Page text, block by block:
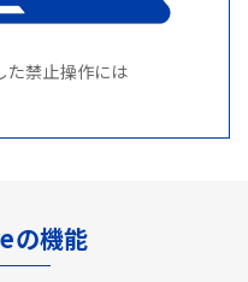
た禁止操作には
の機能